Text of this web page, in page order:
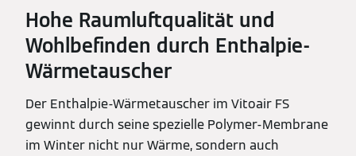
Hohe Raumluftqualität und
Wohlbefinden durch Enthalpie-
Wärmetauscher
Der Enthalpie-Wärmetauscher im Vitoair FS
gewinnt durch seine spezielle Polymer-Membrane
im Winter nicht nur Wärme, sondern auch